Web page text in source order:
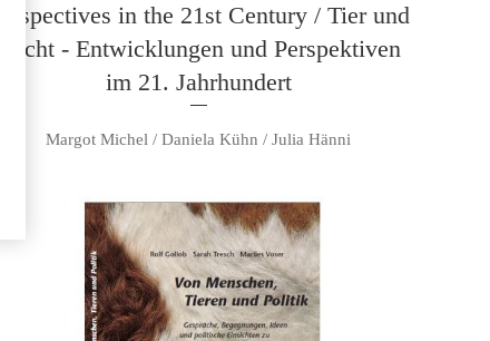
Perspectives in the 21st Century / Tier und
Recht - Entwicklungen und Perspektiven
im 21. Jahrhundert
Margot Michel / Daniela Kühn / Julia Hänni